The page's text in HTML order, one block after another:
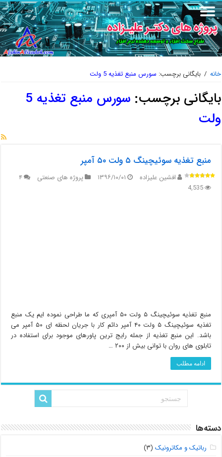
خانه / بایگانی برچسب: سورس منبع تغذیه 5 ولت
بایگانی برچسب:
سورس منبع تغذیه 5
ولت
منبع تغذیه سوئیچینگ ۵ ولت ۵۰ آمپر
افشین علیزاده ۱۳۹۶/۱۰/۰۱ پروژه های صنعتی
۴
4,535
منبع تغذیه سوئیچینگ ۵ ولت ۵۰ آمپری که ما طراحی نموده ایم یک منبع
تغذیه سوئیچینگ ۵ ولت ۴۰ آمپر دائم کار با جریان لحظه ای ۵۰ آمپر می
باشد. این منبع تغذیه از جمله رایج ترین پاورهای موجود برای استفاده در
تابلوی های روان با توانی بیش از ۲۰۰ …
ادامه مطلب
دسته‌ها
رباتیک و مکاترونیک (۳)